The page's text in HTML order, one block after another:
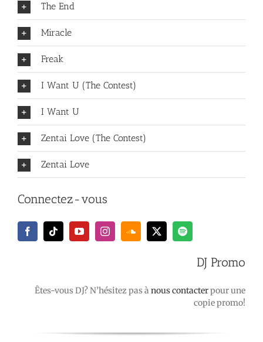
The End
Miracle
Freak
I Want U (The Contest)
I Want U
Zentai Love (The Contest)
Zentai Love
Connectez-vous
DJ Promo
Êtes-vous DJ? N’hésitez pas ànous contacterpour une
copie promo!